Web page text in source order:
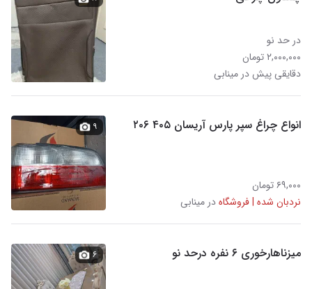
در حد نو
۲,۰۰۰,۰۰۰ تومان
دقایقی پیش در مینابی
انواع چراغ سپر پارس آریسان ۴۰۵ ۲۰۶
۶۹,۰۰۰ تومان
نردبان شده | فروشگاهدر مینابی
۹
میزناهارخوری ۶ نفره درحد نو ۶